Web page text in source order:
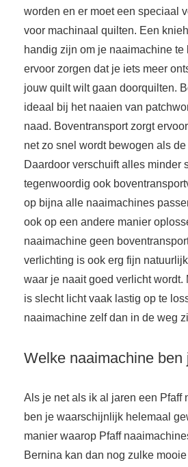
worden en er moet een speciaal
voor machinaal quilten. Een
handig zijn om je naaimachine te
ervoor zorgen dat je iets meer
jouw quilt wilt gaan doorquilten.
ideaal bij het naaien van
naad. Boventransport zorgt
net zo snel wordt bewogen als
Daardoor verschuift alles minder
tegenwoordig ook
op bijna alle naaimachines
ook op een andere manier
naaimachine geen
verlichting is ook erg fijn
waar je naait goed verlicht wordt.
is slecht licht vaak lastig op te
naaimachine zelf dan in de weg
Welke naaimachine ben
Als je net als ik al jaren een Pfaff
ben je waarschijnlijk helemaal
manier waarop Pfaff
Bernina kan dan nog zulke